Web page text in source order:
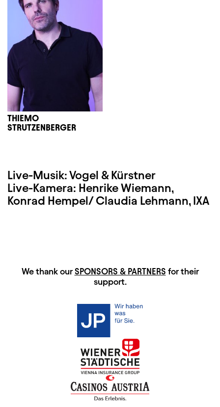
THIEMO
STRUTZENBERGER
Live-Musik: Vogel & Kürstner
Live-Kamera: Henrike Wiemann,
Konrad Hempel/ Claudia Lehmann, IXA
HAUPTSPONSOREN
We thank ourSPONSORS & PARTNERS for their
support.